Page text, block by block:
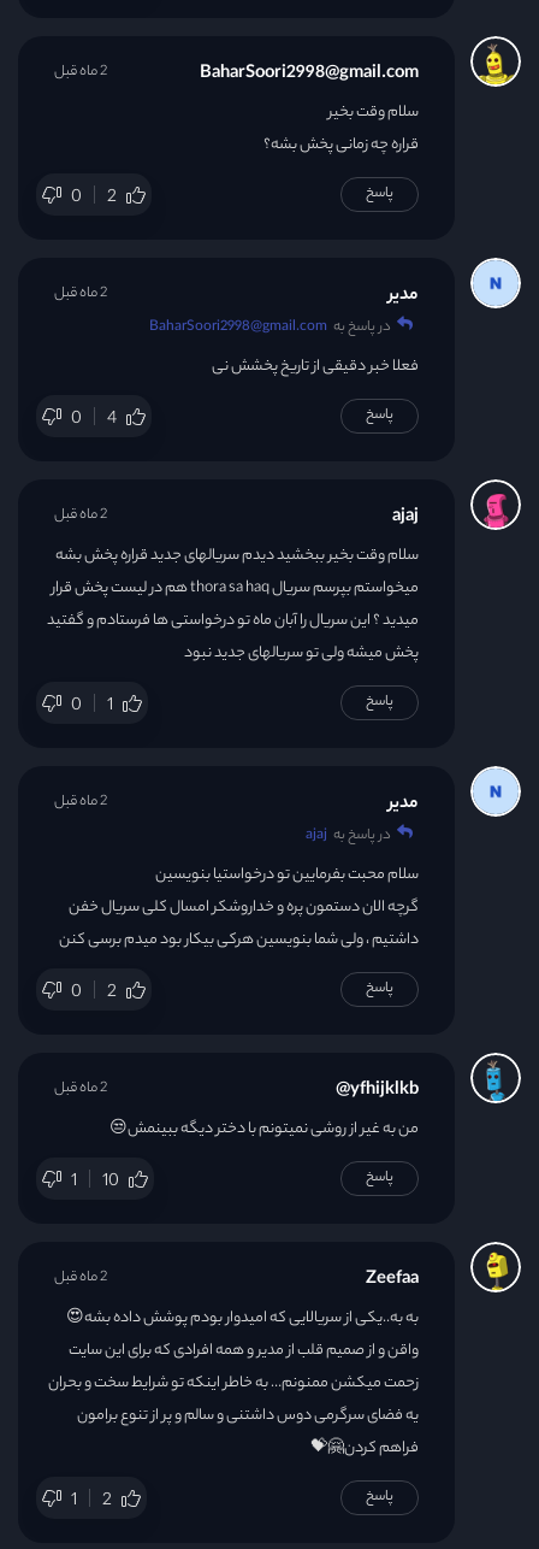
BaharSoori2998@gmail.com
سلام وقت بخیر
قراره چه زمانی پخش بشه؟
0 2
2 ماه قبل
پاسخ
مدیر
در پاسخ به BaharSoori2998@gmail.com
فعلا خبر دقیقی از تاریخ پخشش نی
0 4
2 ماه قبل
پاسخ
ajaj
سلام وقت بخیر ببخشید دیدم سریالهای جدید قراره پخش بشه
میخواستم بپرسم سریال thora sa haq هم در لیست پخش قرار
میدید ؟ این سریال را آبان ماه تو درخواستی ها فرستادم و گفتید
پخش میشه ولی تو سریالهای جدید نبود
0 1
2 ماه قبل
پاسخ
مدیر
در پاسخ به ajaj
سلام محبت بفرمایین تو درخواستیا بنویسین
گرچه الان دستمون پره و خداروشکر امسال کلی سریال خفن
داشتیم ، ولی شما بنویسین هرکی بیکار بود میدم برسی کنن
0 2
2 ماه قبل
پاسخ
yfhijklkb@
من به غیر از روشی نمیتونم با دختر دیگه ببینمش😒
1 10
2 ماه قبل
پاسخ
Zeefaa
به به..یکی از سریالایی که امیدوار بودم پوشش داده بشه😍
واقن و از صمیم قلب از مدیر و همه افرادی که برای این سایت
زحمت میکشن ممنونم… به خاطر اینکه تو شرایط سخت و بحران
یه فضای سرگرمی دوس داشتنی و سالم و پر از تنوع برامون
فراهم کردن🤗💝
1 2
2 ماه قبل
پاسخ